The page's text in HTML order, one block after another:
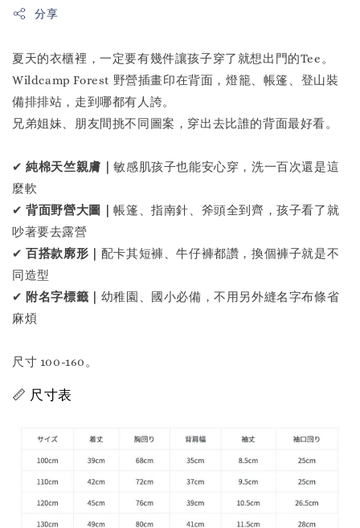
分享
夏天的衣櫃裡，一定要有幾件讓孩子穿了就想出門的Tee。
Wildcamp Forest 野營插畫印在背面，燈籠、帳篷、登山裝
備排排站，走到哪都有人誇。
兄弟姐妹、朋友間挑不同圖案，穿出去比誰的背面最好看。
✔純棉天竺親膚｜敏感肌孩子也能安心穿，洗一百次還是這
麼軟
✔背面野營大圖｜帳篷、指南針、斧頭全到齊，孩子看了就
吵著要去露營
✔百搭款廓形｜ 配卡其短褲、牛仔褲都讚，換個褲子就是不
同造型
✔ 附名字標籤｜ 幼稚園、國小必備，不用另外縫名字布條省
麻煩
尺寸 100-160。
📏 尺寸表